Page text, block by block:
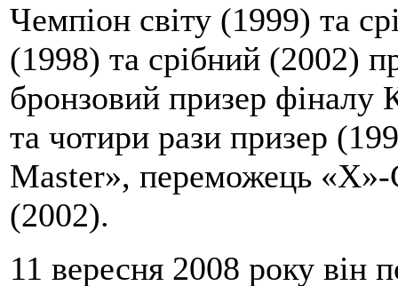
Чемпіон світу (1999) та
(1998) та срібний (2002)
бронзовий призер фіналу
та чотири рази призер
Master», переможець «Х»-
(2002).
11 вересня 2008 року він